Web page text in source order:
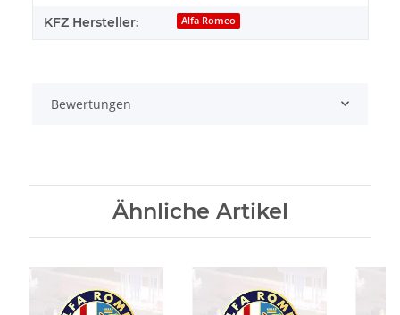
KFZ Hersteller: Alfa Romeo
Bewertungen
Ähnliche Artikel